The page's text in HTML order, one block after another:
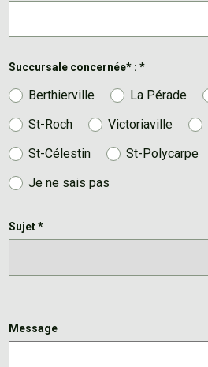
Succursale concernée* : *
Berthierville La Pérade
St-Roch
Victoriaville
St-Célestin
St-Polycarpe
Je ne sais pas
Sujet*
Message